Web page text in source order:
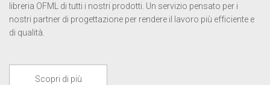
libreria OFML di tutti i nostri prodotti. Un servizio pensato per i
nostri partner di progettazione per rendere il lavoro più efficiente e
di qualità.
Scopri di più